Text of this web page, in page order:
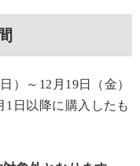
）～12月19日（金）
1日以降に購入したも